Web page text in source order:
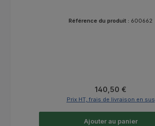
Référence du produit : 600662
Prix régulier :
140,50 €
Prix HT, frais de livraison en sus
Ajouter au panier